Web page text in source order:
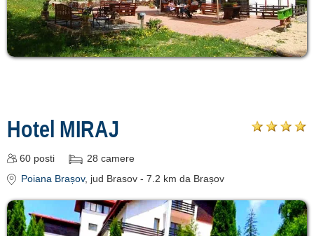
Hotel MIRAJ
60 posti 28 camere
Poiana Brașov, jud Brasov - 7.2 km da Brașov